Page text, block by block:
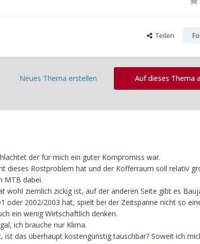
Teilen
Auf dieses Thema
Neues Thema erstellen
der für mich ein guter Kompromiss war.
dieses Rostproblem hat und der Kofferraum soll relativ
MTB dabei.
wohl ziemlich zickig ist, auf der anderen Seite gibt es
oder 2002/2003 hat, spielt bei der Zeitspanne nicht so
ein wenig Wirtschaftlich denken.
ich brauche nur Klima.
ist das überhaupt kostengünstig tauschbar? Soweit ich